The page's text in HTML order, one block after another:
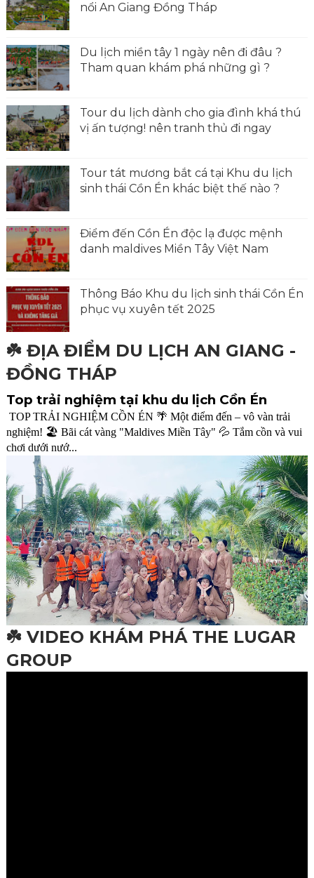
nổi An Giang Đồng Tháp
Du lịch miền tây 1 ngày nên đi đâu ?
Tham quan khám phá những gì ?
Tour du lịch dành cho gia đình khá thú
vị ấn tượng! nên tranh thủ đi ngay
Tour tát mương bắt cá tại Khu du lịch
sinh thái Cồn Én khác biệt thế nào ?
Điểm đến Cồn Én độc lạ được mệnh
danh maldives Miền Tây Việt Nam
Thông Báo Khu du lịch sinh thái Cồn Én
phục vụ xuyên tết 2025
☘️ ĐỊA ĐIỂM DU LỊCH AN GIANG -
ĐỒNG THÁP
Top trải nghiệm tại khu du lịch Cồn Én
TOP TRẢI NGHIỆM CỒN ÉN 🌴 Một điểm đến – vô vàn trải
nghiệm! 🏖️ Bãi cát vàng "Maldives Miền Tây" 💦 Tắm cồn và vui
chơi dưới nướ...
☘️ VIDEO KHÁM PHÁ THE LUGAR
GROUP